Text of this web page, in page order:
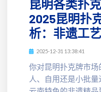
昆明各类扑
2025昆明扑
析：非遗工
2025-12-31 13:38:41
你对昆明扑克牌市
人、自用还是小批